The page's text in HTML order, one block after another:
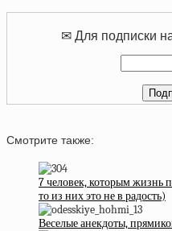
✉ Для подписки
Смотрите также:
7 человек, которым жизнь
то из них это не в радость)
Веселые анекдоты,